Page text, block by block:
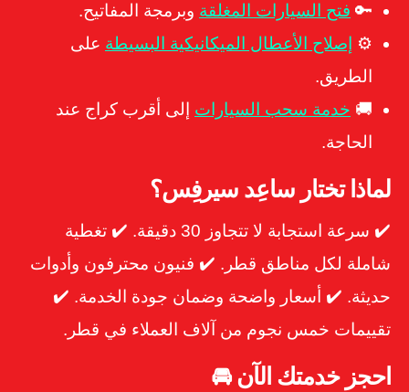
🔑 فتح السيارات المغلقة وبرمجة المفاتيح.
⚙️
إصلاح الأعطال الميكانيكية البسيطة على
الطريق.
🚚 خدمة سحب السيارات إلى أقرب كراج عند
الحاجة.
لماذا تختار ساعِد سيرفِس؟
✔️ سرعة استجابة لا تتجاوز 30 دقيقة. ✔️ تغطية
شاملة لكل مناطق قطر. ✔️ فنيون محترفون وأدوات
حديثة. ✔️ أسعار واضحة وضمان جودة الخدمة. ✔️
تقييمات خمس نجوم من آلاف العملاء في قطر.
احجز خدمتك الآن 🚘